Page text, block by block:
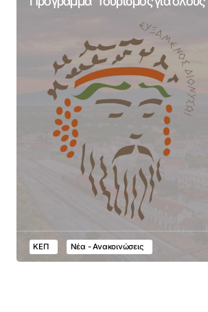
ΚΕΠ Νέα - Ανακοινώσεις